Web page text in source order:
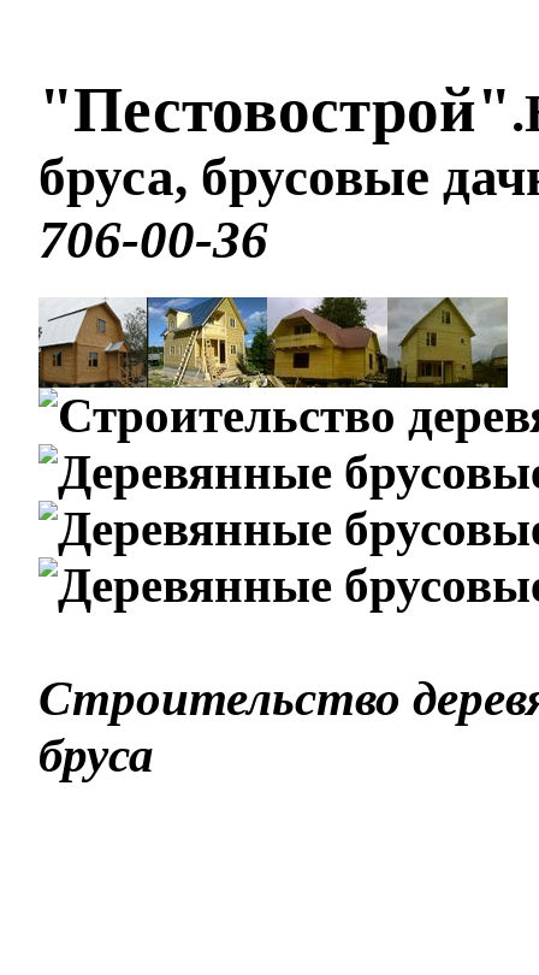
"Пестовострой".
бруса, брусовые
706-00-36
Строительство
бруса